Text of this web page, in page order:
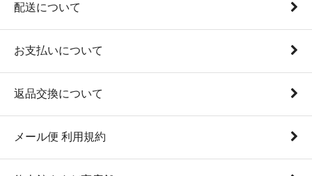
配送について
お支払いについて
返品交換について
メール便 利用規約